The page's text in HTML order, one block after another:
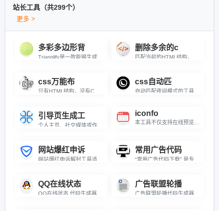
站长工具（共299个）
更多 >
多彩多边形背
Trianglify是一款能够生成多彩的三角形网格背景的javascript库，该js插件可以生成非常好看的SVG背景图像，你可以将生成的背景图像下载保存为SVG文件。
删除多余的c
css万能布
只有HTML结构，没有CSS，一键自动生成匹配布局的CSS样式。这是一个万能布局排版工具！
css自动匹
自动匹配夜间模式的工具，粘贴一段CSS代码后能自动转换成适配深色主题的版本，并实时演示效果。
引导页生成工
个人主页、社交媒体或作品集增添独特吸引力！打造动态视觉体验，让您的页面瞬间脱颖而出。无论是摄影师、博主、网红，还是个人品牌展示，都能通过高颜值动态展示吸引访客停留，提升互动率。\r\n\r\n核心亮点：\r\n\r\n✨ 自定义主题：支持调整图片风格、切换频率，匹配个人品牌调性\r\n\r\n✨ 轻量高效：纯前端实现，加载速度快，适配PC和移动端\r\n\r\n✨ 引流利器：增强页面观赏性，降低跳出率，提升用户停留时长\r\n\r\n适用于个人主页、作品集、社交媒体入口、粉丝引导页等场景，让您的页面更具魅力！
iconfo
本工具不仅支持在线预览丰富的iconfont图标库，还具备强大的本地ttf文件解析能力，以及无缝对接阿里图标资源的便捷功能。用户可上传本地ttf文件，或链接在线ttf、css、js资源，实现图标的全面预览与即时应用。无论是网页设计、APP开发，还是其他需要图标美化的场景，iconfont在线预览工具都能提供一站式解决方案，助力设计师与前端开发者高效工作。\r\n\r\nunicode，Font class，Symbol）iconfont preview for web, Momo\'s Blog, LuckyMomo
网站爆红申诉
网站爆红申诉解封工具适用于：腾讯平台（qq、微信、qq浏览器、腾讯安全管家等所有腾讯平台）遭遇账号或网站异常封禁情况，一次全部解封。官方显示处理时限为7个工作日，但测试最快2天解封，以实际情况而定。注意申诉之前确保网站合法性。
常用广告代码
“常用广告代码下载” 是专为广大网页开发者和新站长打造的实用资源平台。该页面精心整理并展示了高达 101 种不同类型的广告代码示例及下载链接，内容丰富多样，涵盖了多种流行的广告形式，满足不同场景下的广告展示需求 。 从常见的对联广告、大幅广告、滚动图片广告，到具有特色的自动轮换广告、跟随下拉框广告等，每一种广告代码都提供了详细的演示链接，方便用户提前查看实际展示效果。此外，还为每种广告代码配套提供了相应的下载链接，极大地节省了用户手动编写代码的时间和精力，能够有效提高广告开发和部署的效率。 无论是新手站长想要快速为自己网站增添广告功能，还是有经验的开发者需要灵感和参考，此工具网页都能成为得力的资源库，为网页广告的设计与实现提供有力的支持
QQ在线状态
QQ在线状态 代码生成器 QQ在线状态可以让你，只要你的QQ在线，客户通过网站就可以直接点击与你对话，即便是陌生人也照样可以，让沟通无距离。Q...
广告联盟轮播
广告联盟轮播代码生成器 ‌广告联盟轮播代码生成器是一款专为广告联盟用户设计的在线工具，旨在帮助用户快速生成高效、定制化的广告轮播代码‌。通过这款工具，用户可以...